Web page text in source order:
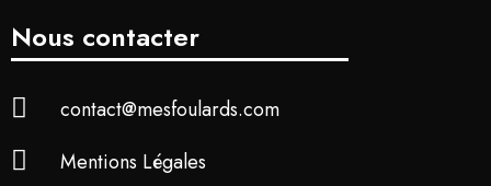
Nous contacter
contact@mesfoulards.com
Mentions Légales